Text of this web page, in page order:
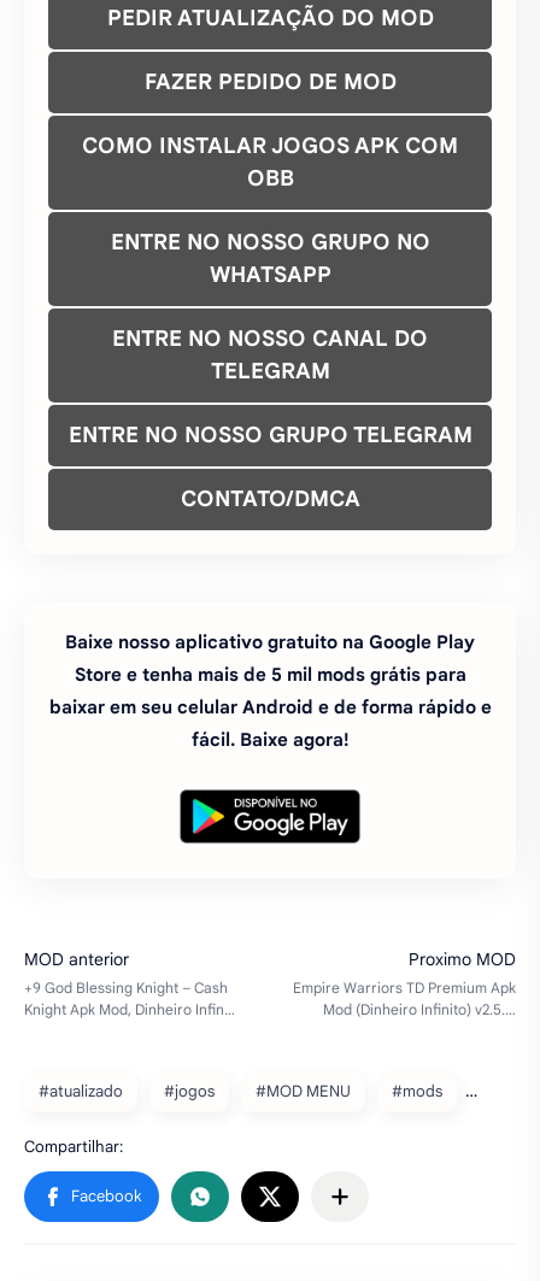
PEDIR ATUALIZAÇÃO DO MOD
FAZER PEDIDO DE MOD
COMO INSTALAR JOGOS APK COM
OBB
ENTRE NO NOSSO GRUPO NO
WHATSAPP
ENTRE NO NOSSO CANAL DO
TELEGRAM
ENTRE NO NOSSO GRUPO TELEGRAM
CONTATO/DMCA
Baixe nosso aplicativo gratuito na Google Play
Store e tenha mais de 5 mil mods grátis para
baixar em seu celular Android e de forma rápido e
fácil. Baixe agora!
#atualizado #jogos #MOD MENU #mods